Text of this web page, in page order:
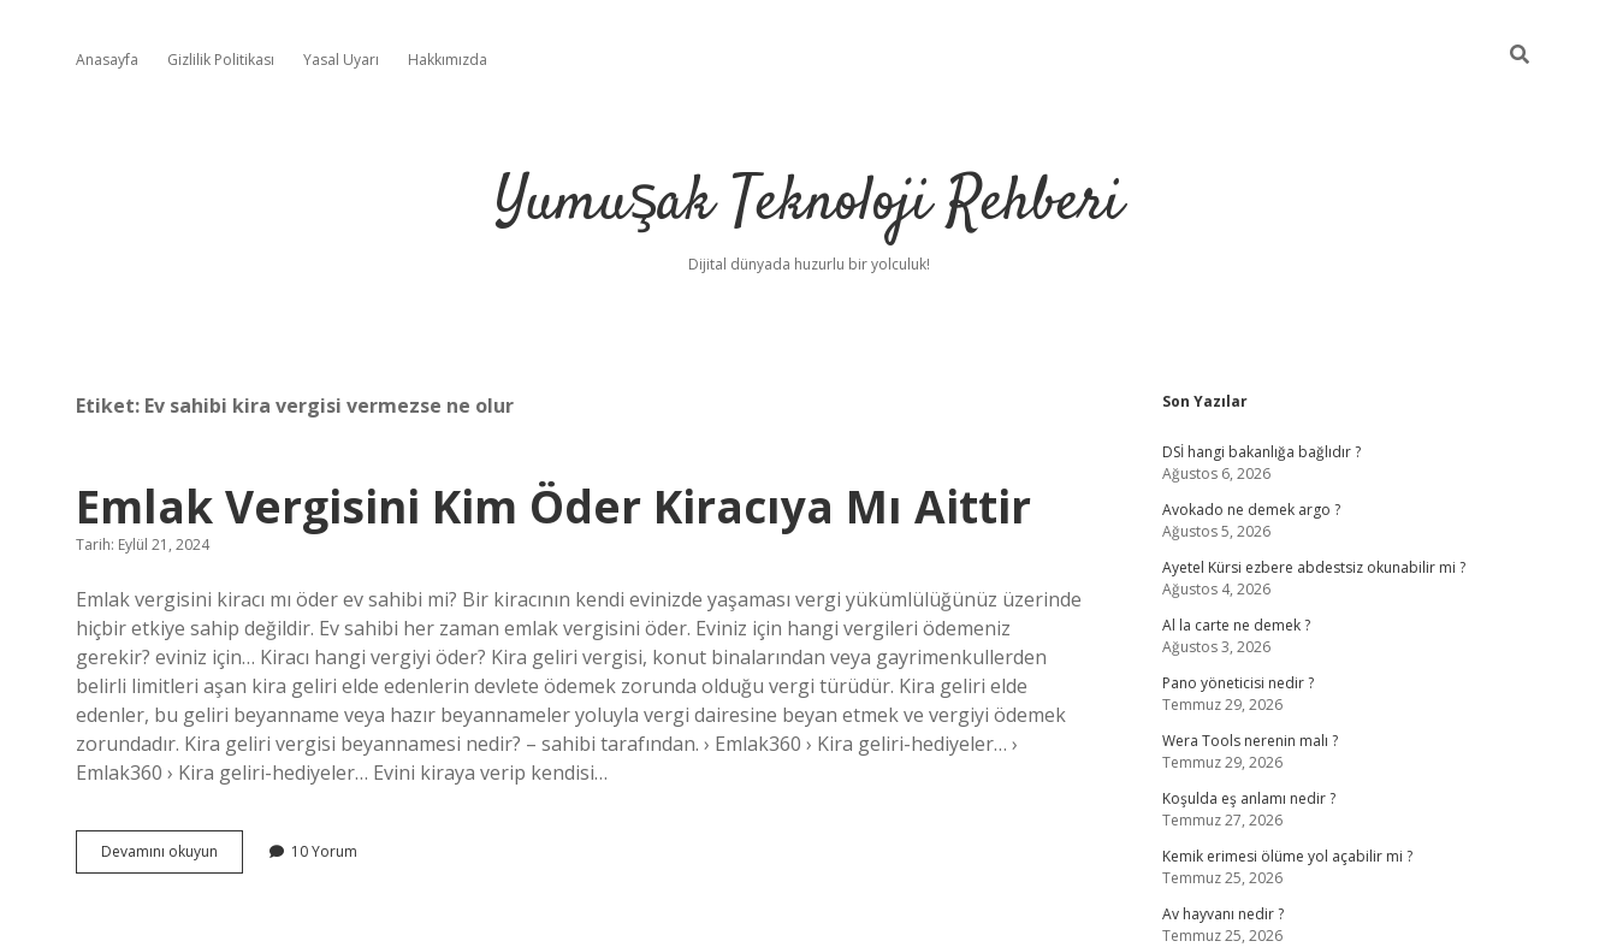
Anasayfa Gizlilik Politikası Yasal Uyarı Hakkımızda
Yumuşak Teknoloji Rehberi
Dijital dünyada huzurlu bir yolculuk!
Etiket: Ev sahibi kira vergisi vermezse ne olur
Emlak Vergisini Kim Öder Kiracıya Mı Aittir
Tarih: Eylül 21, 2024
Emlak vergisini kiracı mı öder ev sahibi mi? Bir kiracının kendi evinizde yaşaması vergi yükümlülüğünüz üzerinde
hiçbir etkiye sahip değildir. Ev sahibi her zaman emlak vergisini öder. Eviniz için hangi vergileri ödemeniz
gerekir? eviniz için… Kiracı hangi vergiyi öder? Kira geliri vergisi, konut binalarından veya gayrimenkullerden
belirli limitleri aşan kira geliri elde edenlerin devlete ödemek zorunda olduğu vergi türüdür. Kira geliri elde
edenler, bu geliri beyanname veya hazır beyannameler yoluyla vergi dairesine beyan etmek ve vergiyi ödemek
zorundadır. Kira geliri vergisi beyannamesi nedir? – sahibi tarafından. › Emlak360 › Kira geliri-hediyeler… ›
Emlak360 › Kira geliri-hediyeler… Evini kiraya verip kendisi…
Devamını okuyun
Vergisini
10 Yorum
Sidebar
Son Yazılar
DSİ hangi bakanlığa bağlıdır ?
Ağustos 6, 2026
Avokado ne demek argo ?
Ağustos 5, 2026
Ayetel Kürsi ezbere abdestsiz okunabilir mi ?
Ağustos 4, 2026
Al la carte ne demek ?
Ağustos 3, 2026
Pano yöneticisi nedir ?
Temmuz 29, 2026
Wera Tools nerenin malı ?
Temmuz 29, 2026
Koşulda eş anlamı nedir ?
Temmuz 27, 2026
Kemik erimesi ölüme yol açabilir mi ?
Temmuz 25, 2026
Av hayvanı nedir ?
Temmuz 25, 2026